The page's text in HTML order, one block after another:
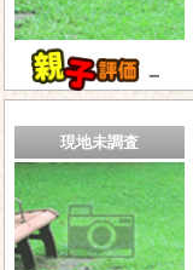
－
現地未調査